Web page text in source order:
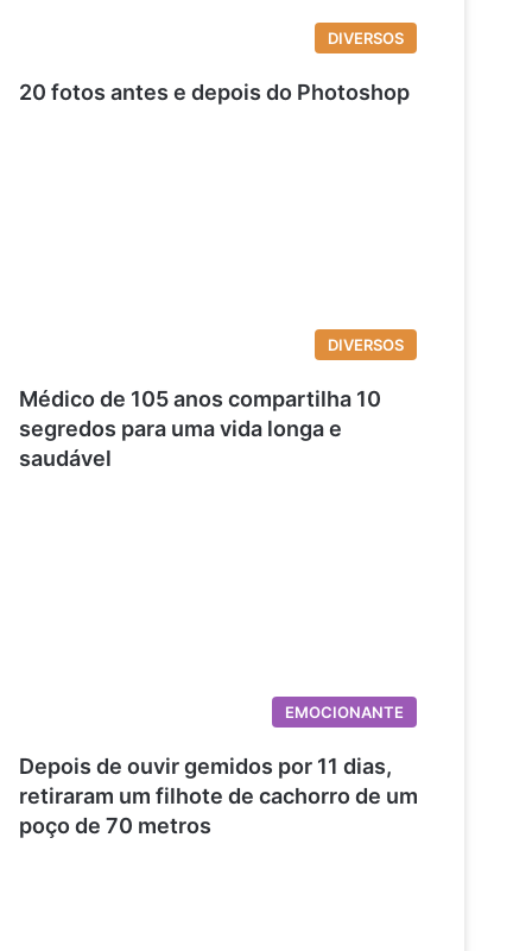
DIVERSOS
20 fotos antes e depois do Photoshop
DIVERSOS
Médico de 105 anos compartilha 10
segredos para uma vida longa e
saudável
EMOCIONANTE
Depois de ouvir gemidos por 11 dias,
retiraram um filhote de cachorro de um
poço de 70 metros